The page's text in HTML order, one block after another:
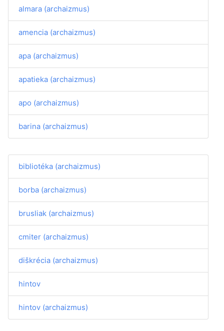
almara (archaizmus)
amencia (archaizmus)
apa (archaizmus)
apatieka (archaizmus)
apo (archaizmus)
barina (archaizmus)
bibliotéka (archaizmus)
borba (archaizmus)
brusliak (archaizmus)
cmiter (archaizmus)
diškrécia (archaizmus)
hintov
hintov (archaizmus)